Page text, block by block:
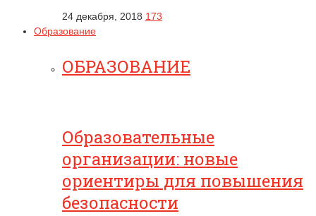
24 декабря, 2018 173
Образование
ОБРАЗОВАНИЕ
Образовательные
организации: новые
ориентиры для повышения
безопасности